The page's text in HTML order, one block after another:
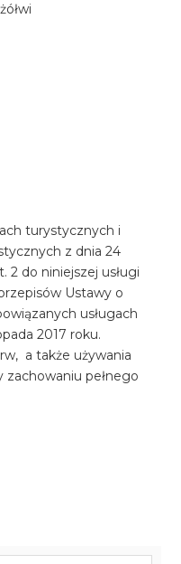
turystycznych i
z dnia 24
2 do niniejszej usługi
Ustawy o
usługach
2017 roku.
a także używania
zachowaniu pełnego